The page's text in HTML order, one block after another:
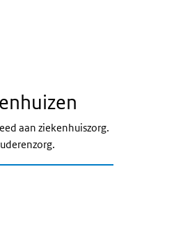
aan ziekenhuiszorg.